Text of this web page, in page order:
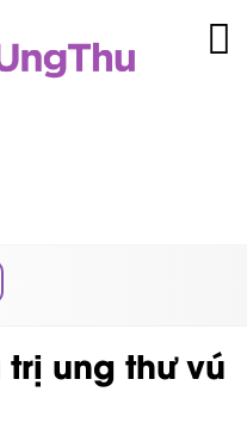
ung thư vú